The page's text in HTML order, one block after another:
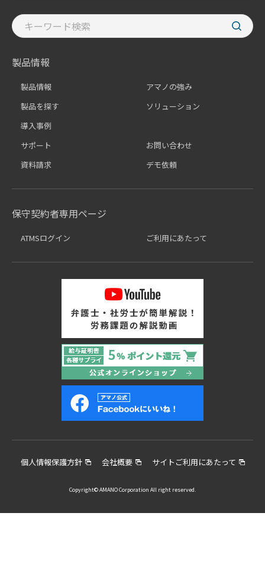
製品情報
製品情報
アマノの強み
製品を探す
ソリューション
導入事例
サポート
お問い合わせ
資料請求
デモ依頼
保守契約者専用ページ
ATMSログイン ご利用にあたって
個人情報保護方針 会社概要 サイトご利用にあたって
Copyright© AMANO Corporation All right reserved.